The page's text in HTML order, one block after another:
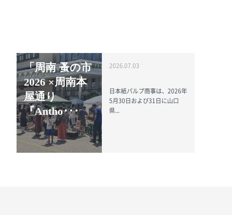
「周南 蚤の市
2026 ×周南本
屋通り
『Antho･･･
2026.07.03
日本紙パルプ商事は、2026年
5月30日および31日に山口
県...